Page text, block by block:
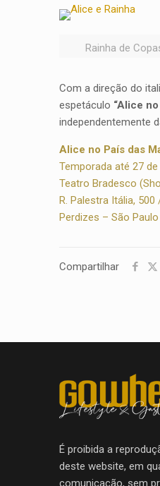
Rainha de
Com a direção do
espetáculo “Alice
independentemente
Alice no País das
Temporada até 27
Teatro Bradesco
R. Palestra Itália, 500
Perdizes – São Paulo
Compartilhar
É proibida a
deste website, em
comunicação, sem